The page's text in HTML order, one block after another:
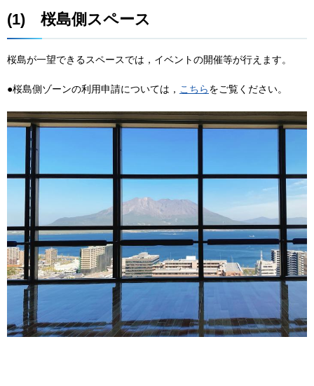
(1) 桜島側スペース
桜島が一望できるスペースでは，イベントの開催等が行えます。
●桜島側ゾーンの利用申請については， こちらをご覧ください。